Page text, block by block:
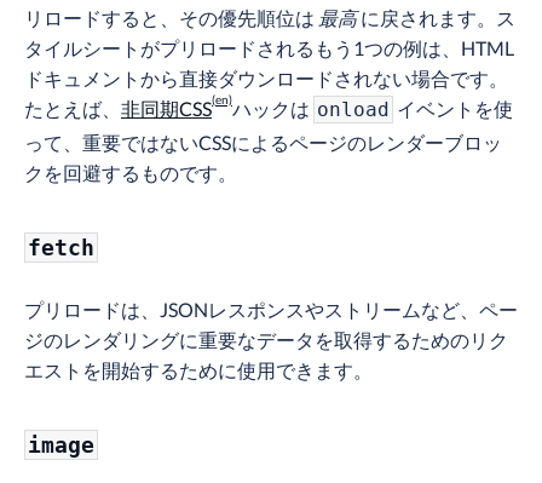
リロードすると、その優先順位は 最高に戻されます。ス
タイルシートがプリロードされるもう1つの例は、HTML
ドキュメントから直接ダウンロードされない場合です。
たとえば、 非同期CSS ハックは onload イベントを使
って、重要ではないCSSによるページのレンダーブロッ
クを回避するものです。
fetch
プリロードは、JSONレスポンスやストリームなど、ペー
ジのレンダリングに重要なデータを取得するためのリク
エストを開始するために使用できます。
image